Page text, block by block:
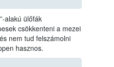
alakú ülőfák
csökkenteni a mezei
nem tud felszámolni
hasznos.